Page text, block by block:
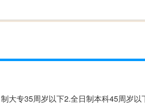
大专35周岁以下2.全日制本科45周岁以